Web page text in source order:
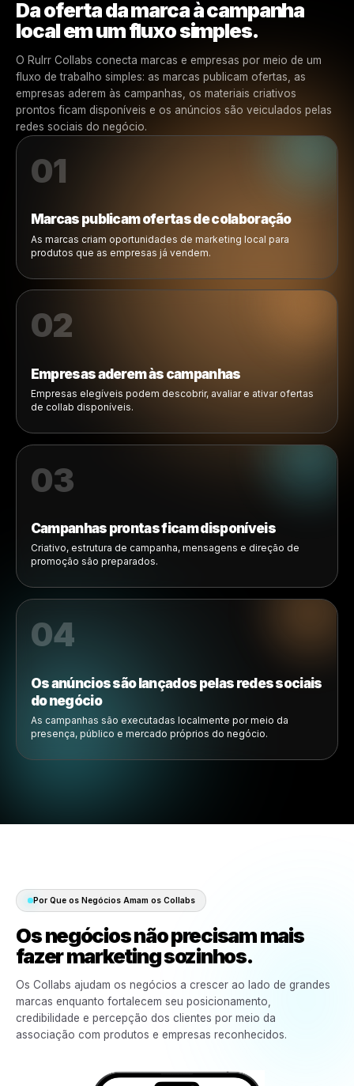
Como as Brand Collabs Funcionam
Da oferta da marca à
local em um fluxo simples.
O Rulrr Collabs conecta marcas e empresas por meio
fluxo de trabalho simples: as marcas publicam ofertas,
empresas aderem às campanhas, os materiais criativos
prontos ficam disponíveis e os anúncios são
redes sociais do negócio.
Marcas publicam ofertas de colaboração
As marcas criam oportunidades de marketing local para
02
Campanhas prontas ficam disponíveis
Criativo, estrutura de campanha, mensagens e direção de
promoção são preparados.
04